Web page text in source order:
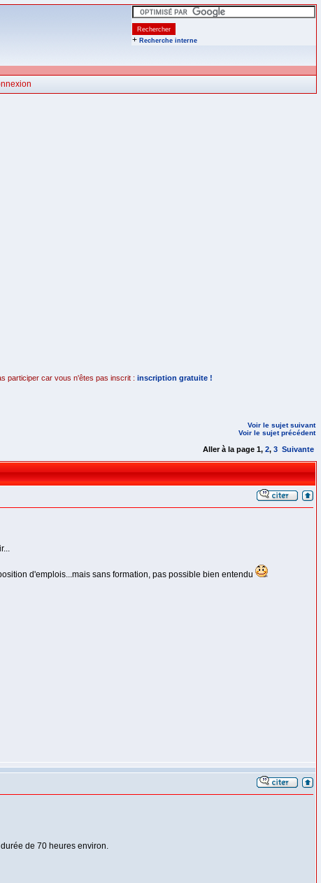
+ Recherche interne
participer car vous n'êtes pas inscrit : inscription gratuite !
Voir le sujet suivant
Voir le sujet précédent
Aller à la page 1, 2, 3 Suivante
d'emplois...mais sans formation, pas possible bien entendu
de 70 heures environ.